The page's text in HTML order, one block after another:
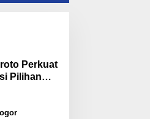
Perkuat
Pilihan
dan